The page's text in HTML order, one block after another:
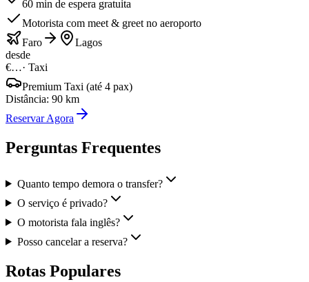
60 min de espera gratuita
Motorista com meet & greet no aeroporto
Faro
Lagos
desde
€…· Taxi
Premium Taxi (até 4 pax)
Distância: 90 km
Reservar Agora
Perguntas Frequentes
Quanto tempo demora o transfer?
O serviço é privado?
O motorista fala inglês?
Posso cancelar a reserva?
Rotas Populares